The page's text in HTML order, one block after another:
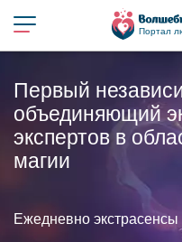
Портал
Первый
объединяющий
экспертов в
магии
Ежедневно экстрасенсы